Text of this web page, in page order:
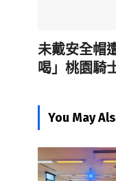
未戴安全帽
喝」桃園騎
You May